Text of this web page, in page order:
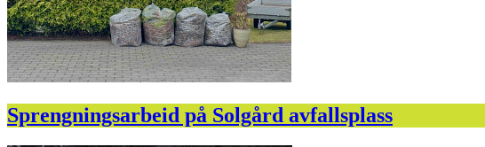
Sprengningsarbeid på Solgård avfallsplass